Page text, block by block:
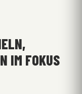
W
FOKUS B